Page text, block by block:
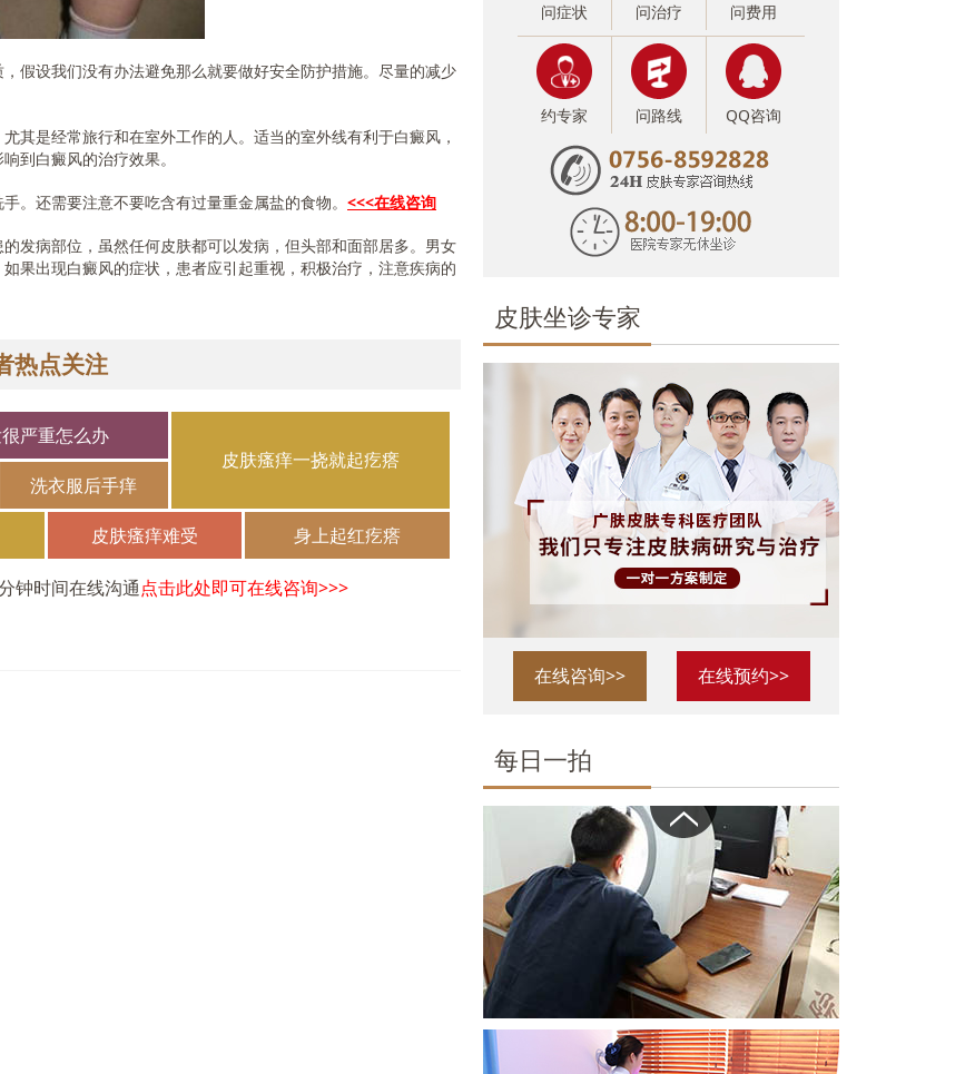
设我们没有办法避免那么就要做好安全防护措施。尽量的减少
是经常旅行和在室外工作的人。适当的室外线有利于白癜风，
到白癜风的治疗效果。
还需要注意不要吃含有过量重金属盐的食物。 <<<在线咨询
病部位，虽然任何皮肤都可以发病，但头部和面部居多。男女
果出现白癜风的症状，患者应引起重视，积极治疗，注意疾病的
热点关注
严重怎么办
皮肤瘙痒一挠就起疙瘩
洗衣服后手痒
皮肤瘙痒难受 身上起红疙瘩
钟时间在线沟通点击此处即可在线咨询>>>
问症状 问治疗 问费用
约专家 问路线 QQ咨询
皮肤坐诊专家
在线咨询>> 在线预约>>
每日一拍